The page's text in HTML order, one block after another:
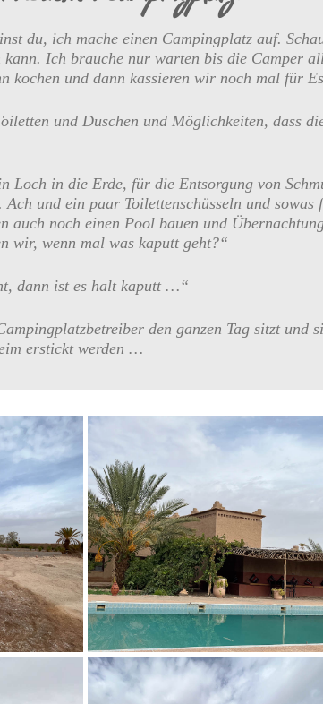
du, ich mache einen Campingplatz auf.
kann. Ich brauche nur warten bis die Camper
kochen und dann kassieren wir noch mal für
und Duschen und Möglichkeiten, dass
Loch in die Erde, für die Entsorgung von
und ein paar Toilettenschüsseln und sowas
noch einen Pool bauen und
wir, wenn mal was kaputt geht?“
dann ist es halt kaputt …“
den ganzen Tag sitzt und
erstickt werden …